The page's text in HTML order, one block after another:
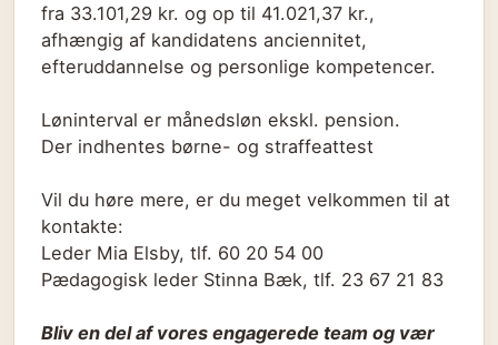
fra 33.101,29 kr. og op til 41.021,37 kr.,
afhængig af kandidatens anciennitet,
efteruddannelse og personlige kompetencer.
Løninterval er månedsløn ekskl. pension.
Der indhentes børne- og straffeattest
Vil du høre mere, er du meget velkommen til at
kontakte:
Leder Mia Elsby, tlf. 60 20 54 00
Pædagogisk leder Stinna Bæk, tlf. 23 67 21 83
Bliv en del af vores engagerede team og vær